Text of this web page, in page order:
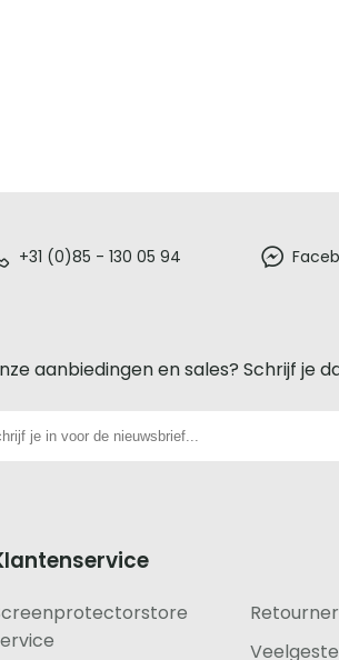
+31 (0)85 - 130 05 94
aanbiedingen en sales? Schrijf je